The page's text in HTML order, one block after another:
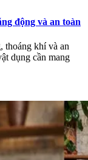
động và an toàn
thoáng khí và an
dụng cần mang